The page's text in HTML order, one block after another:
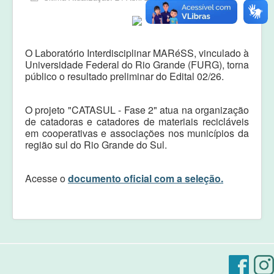
O Laboratório Interdisciplinar MARéSS, vinculado à
Universidade Federal do Rio Grande (FURG), torna
público o resultado preliminar do Edital 02/26.
O projeto "CATASUL - Fase 2" atua na organização
de catadoras e catadores de materiais recicláveis
em cooperativas e associações nos municípios da
região sul do Rio Grande do Sul.
Acesse odocumento oficial com a seleção.